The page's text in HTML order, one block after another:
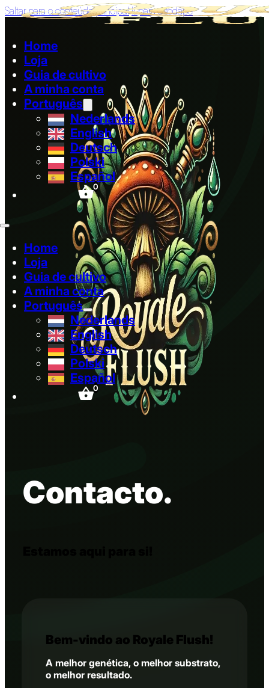
Saltar para o conteúdo principal Ir para o rodapé
Home
Loja
Guia de cultivo
A minha conta
Português
Nederlands
English
Deutsch
Polski
Español
0
Home
Loja
Guia de cultivo
A minha conta
Português
Nederlands
English
Deutsch
Polski
Español
0
Contacto.
Bem-vindo ao Royale Flush!
A melhor genética, o melhor substrato,
o melhor resultado.